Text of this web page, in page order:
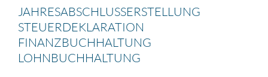
JAHRES­AB­SCHLUSS­ERSTEL­LUNG
STEUER­DE­KLA­RA­TION
FINANZ­BUCH­HAL­TUNG
LOHNBUCH­HAL­TUNG